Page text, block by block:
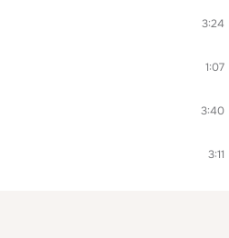
3:24
1:07
3:40
3:11